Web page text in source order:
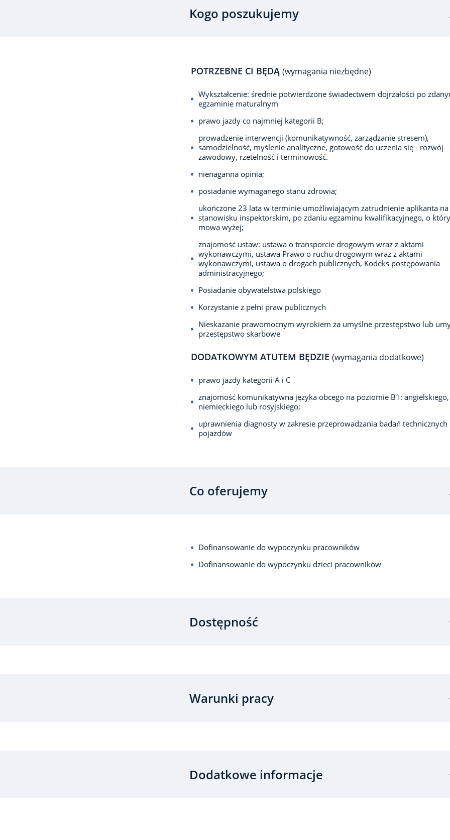
Kogo poszukujemy
POTRZEBNE CI BĘDĄ (wymagania niezbędne)
Wykształcenie: średnie potwierdzone świadectwem dojrzałości po
egzaminie maturalnym
prawo jazdy co najmniej kategorii B;
prowadzenie interwencji (komunikatywność, zarządzanie stresem),
samodzielność, myślenie analityczne, gotowość do uczenia się - rozwój
zawodowy, rzetelność i terminowość.
nienaganna opinia;
posiadanie wymaganego stanu zdrowia;
ukończone 23 lata w terminie umożliwiającym zatrudnienie aplikanta na
stanowisku inspektorskim, po zdaniu egzaminu kwalifikacyjnego, o
mowa wyżej;
znajomość ustaw: ustawa o transporcie drogowym wraz z aktami
wykonawczymi, ustawa Prawo o ruchu drogowym wraz z aktami
wykonawczymi, ustawa o drogach publicznych, Kodeks postępowania
administracyjnego;
Posiadanie obywatelstwa polskiego
Korzystanie z pełni praw publicznych
Nieskazanie prawomocnym wyrokiem za umyślne przestępstwo lub
przestępstwo skarbowe
DODATKOWYM ATUTEM BĘDZIE (wymagania dodatkowe)
prawo jazdy kategorii A i C
znajomość komunikatywna języka obcego na poziomie B1: angielskiego,
niemieckiego lub rosyjskiego;
uprawnienia diagnosty w zakresie przeprowadzania badań technicznych
pojazdów
Co oferujemy
Dofinansowanie do wypoczynku pracowników
Dofinansowanie do wypoczynku dzieci pracowników
Dostępność
Warunki pracy
Dodatkowe informacje